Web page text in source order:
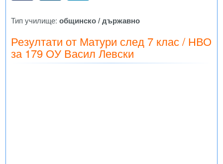
Тип училище: общинско / държавно
Резултати от Матури след 7 клас / НВО
за 179 ОУ Васил Левски